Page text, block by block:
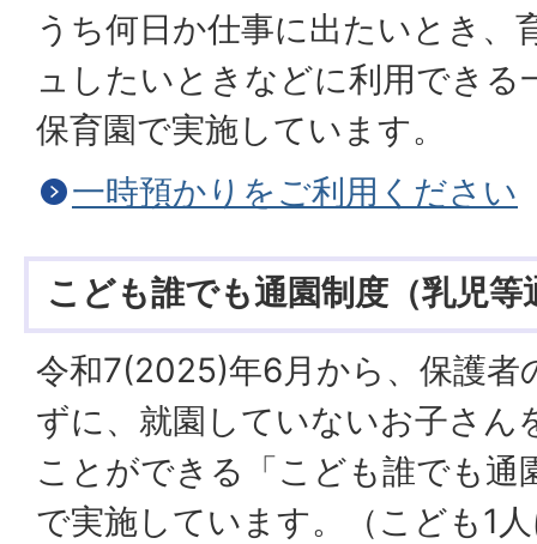
うち何日か仕事に出たいとき、
ュしたいときなどに利用できる
保育園で実施しています。
一時預かりをご利用ください
こども誰でも通園制度（乳児等
令和7(2025)年6月から、保護者
ずに、就園していないお子さん
ことができる「こども誰でも通
で実施しています。（こども1